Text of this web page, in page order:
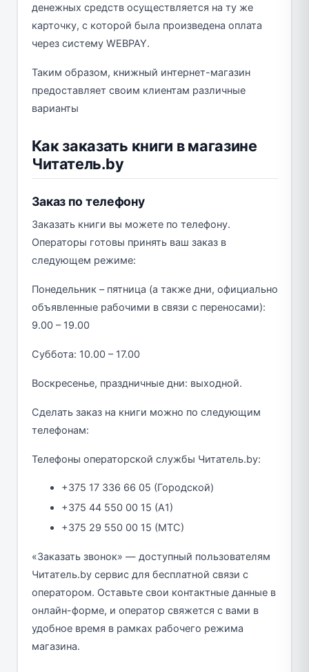
денежных средств осуществляется на ту же
карточку, с которой была произведена оплата
через систему WEBPAY.
Таким образом, книжный интернет-магазин
предоставляет своим клиентам различные
варианты
Как заказать книги в магазине
Читатель.by
Заказ по телефону
Заказать книги вы можете по телефону.
Операторы готовы принять ваш заказ в
следующем режиме:
Понедельник – пятница (а также дни, официально
объявленные рабочими в связи с переносами):
9.00 – 19.00
Суббота: 10.00 – 17.00
Воскресенье, праздничные дни: выходной.
Сделать заказ на книги можно по следующим
телефонам:
Телефоны операторской службы Читатель.by:
+375 17 336 66 05 (Городской)
+375 44 550 00 15 (A1)
+375 29 550 00 15 (MTC)
«Заказать звонок» — доступный пользователям
Читатель.by сервис для бесплатной связи с
оператором. Оставьте свои контактные данные в
онлайн-форме, и оператор свяжется с вами в
удобное время в рамках рабочего режима
магазина.